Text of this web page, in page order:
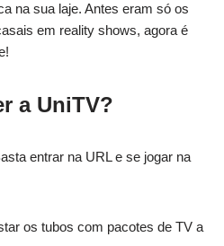
na sua laje. Antes eram só os
em reality shows, agora é
a UniTV?
entrar na URL e se jogar na
os tubos com pacotes de TV a